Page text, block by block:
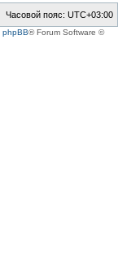
Часовой пояс: UTC+03:00
phpBB® Forum Software ©